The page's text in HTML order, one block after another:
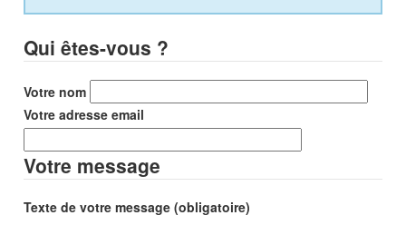
Qui êtes-vous ?
Votre nom
Votre adresse email
Votre message
Texte de votre message (obligatoire)